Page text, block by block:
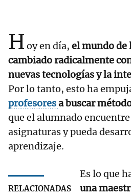
H oy en día, el mundo de
cambiado radicalmente
nuevas tecnologías y la
Por lo tanto, esto ha
profesoresa buscar
que el alumnado
asignaturas y pueda
aprendizaje.
RELACIONADAS
Es lo que
una